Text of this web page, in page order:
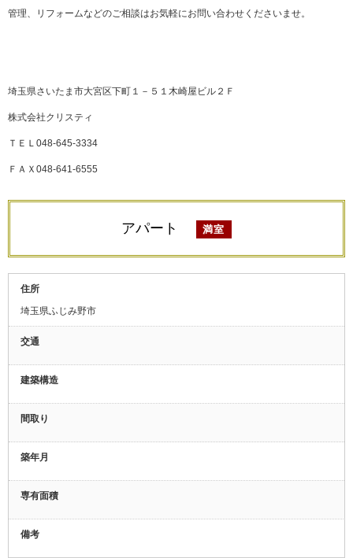
管理、リフォームなどのご相談はお気軽にお問い合わせくださいませ。
埼玉県さいたま市大宮区下町１－５１木崎屋ビル２Ｆ
株式会社クリスティ
ＴＥＬ048-645-3334
ＦＡＸ048-641-6555
アパート 満室
住所
埼玉県ふじみ野市
交通
建築構造
間取り
築年月
専有面積
備考